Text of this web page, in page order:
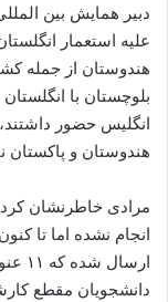
دبیر همایش بین
علیه استعمار
هندوستان از جمله
بلوچستان با
انگلیس حضور داشتند،
هندوستان و
مرادی خاطرنشان
دانشجویان مقطع